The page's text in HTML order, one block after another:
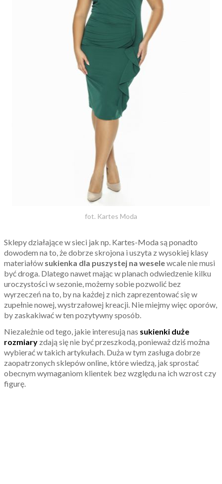
fot. Kartes Moda
Sklepy działające w sieci jak np. Kartes-Moda są ponadto
dowodem na to, że dobrze skrojona i uszyta z wysokiej klasy
materiałów sukienka dla puszystej na weselewcale nie musi
być droga. Dlatego nawet mając w planach odwiedzenie kilku
uroczystości w sezonie, możemy sobie pozwolić bez
wyrzeczeń na to, by na każdej z nich zaprezentować się w
zupełnie nowej, wystrzałowej kreacji. Nie miejmy więc oporów,
by zaskakiwać w ten pozytywny sposób.
Niezależnie od tego, jakie interesują nas sukienki duże
rozmiary zdają się nie być przeszkodą, ponieważ dziś można
wybierać w takich artykułach. Duża w tym zasługa dobrze
zaopatrzonych sklepów online, które wiedzą, jak sprostać
obecnym wymaganiom klientek bez względu na ich wzrost czy
figurę.